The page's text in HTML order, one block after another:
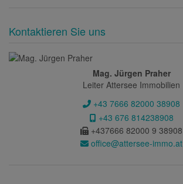
Kontaktieren Sie uns
Mag. Jürgen Praher
Leiter Attersee Immobilien
+43 7666 82000 38908
+43 676 814238908
+437666 82000 9 38908
office@attersee-immo.at